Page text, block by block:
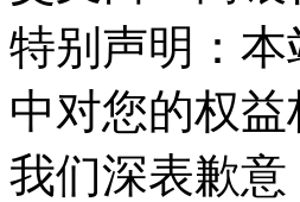
特别声明：
中对您的权益
我们深表歉